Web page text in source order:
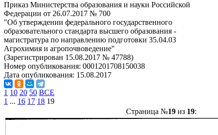
Приказ Министерства образования и науки Российской
Федерации от 26.07.2017 № 700
"Об утверждении федерального государственного
образовательного стандарта высшего образования -
магистратура по направлению подготовки 35.04.03
Агрохимия и агропочвоведение"
(Зарегистрирован 15.08.2017 № 47788)
Номер опубликования: 0001201708150038
Дата опубликования: 15.08.2017
1 10 20 50 ВСЕ
1 ... 16 17 18 19
Страница №19из 19: